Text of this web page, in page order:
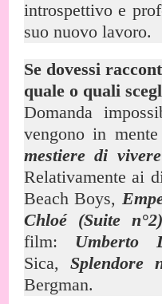
introspettivo e
suo nuovo lavoro.
Se dovessi
quale o quali
Domanda
vengono in
mestiere di vivere
Relativamente ai
Beach Boys,
Chloé (Suite n°2)
film: Umberto
Sica, Splendore
Bergman.